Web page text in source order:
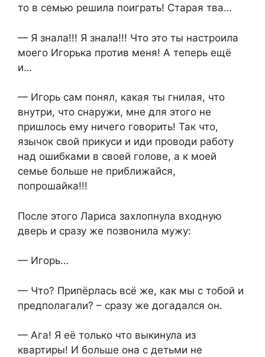
то в семью решила поиграть! Старая тва…
— Я знала!!! Я знала!!! Что это ты настроила
моего Игорька против меня! А теперь ещё
и…
— Игорь сам понял, какая ты гнилая, что
внутри, что снаружи, мне для этого не
пришлось ему ничего говорить! Так что,
язычок свой прикуси и иди проводи работу
над ошибками в своей голове, а к моей
семье больше не приближайся,
попрошайка!!!
После этого Лариса захлопнула входную
дверь и сразу же позвонила мужу:
— Игорь…
— Что? Припёрлась всё же, как мы с тобой и
предполагали? – сразу же догадался он.
— Ага! Я её только что выкинула из
квартиры! И больше она с детьми не